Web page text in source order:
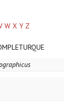
W X Y Z